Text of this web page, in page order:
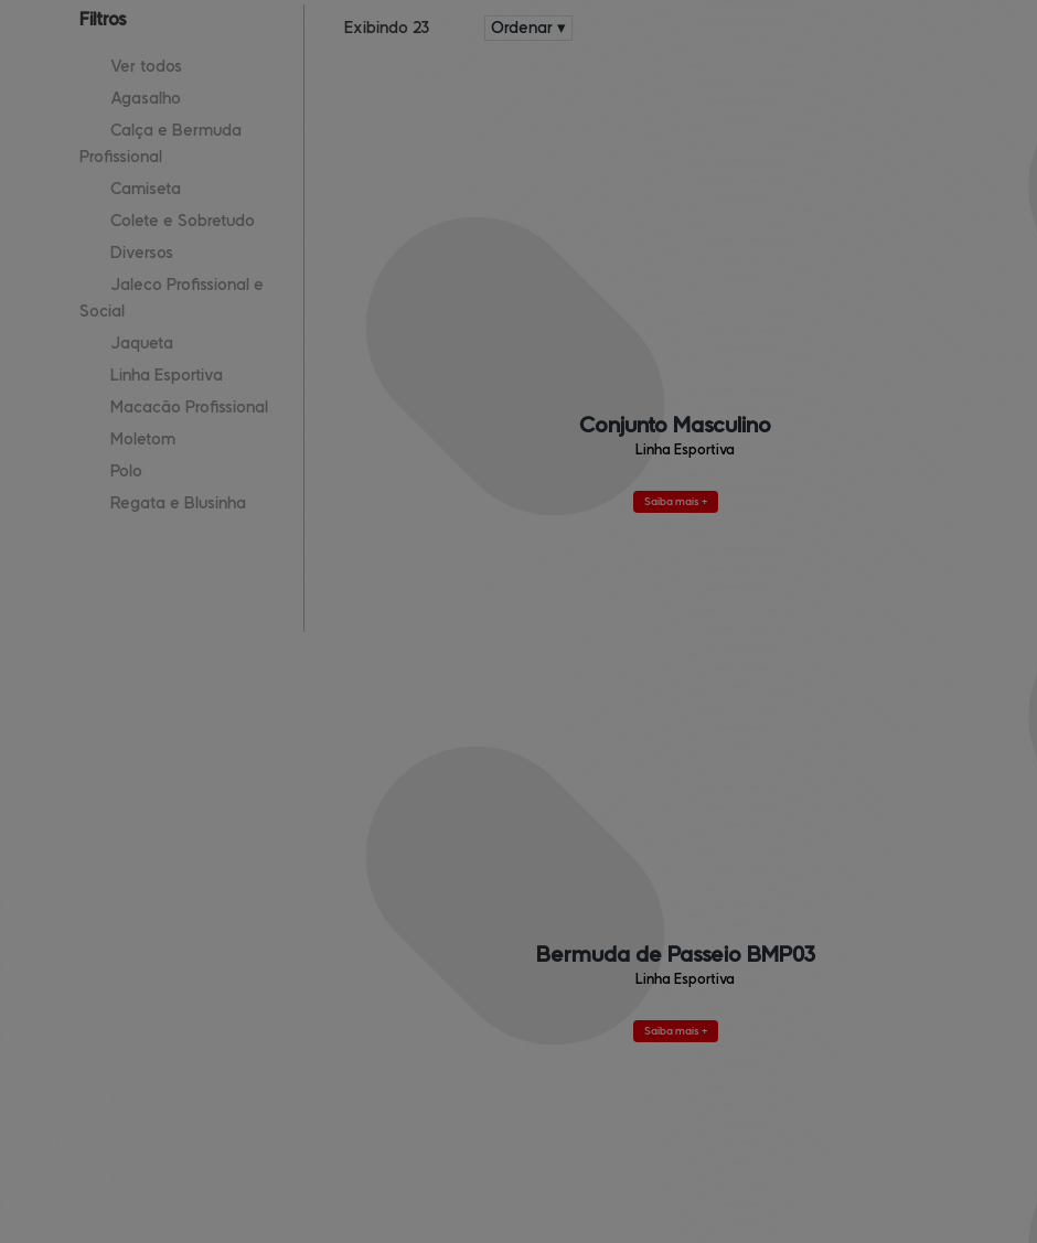
Filtros
Ver todos
Agasalho
Calça e Bermuda
Profissional
Camiseta
Colete e Sobretudo
Diversos
Jaleco Profissional e
Social
Jaqueta
Linha Esportiva
Macacão Profissional
Moletom
Polo
Regata e Blusinha
Exibindo 23 Ordenar ▾
Conjunto Masculino
Linha Esportiva
Saiba mais +
Bermuda de Passeio BMP03
Linha Esportiva
Saiba mais +